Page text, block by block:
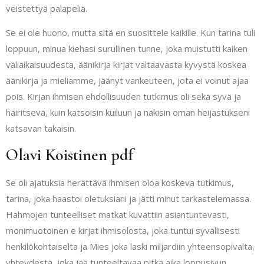
veistettyä palapeliä.
Se ei ole huono, mutta sitä en suosittele kaikille. Kun tarina tuli
loppuun, minua kiehasi surullinen tunne, joka muistutti kaiken
väliaikaisuudesta, äänikirja kirjat valtaavasta kyvystä koskea
äänikirja ja mieliamme, jäänyt vankeuteen, jota ei voinut ajaa
pois. Kirjan ihmisen ehdollisuuden tutkimus oli sekä syvä ja
häiritsevä, kuin katsoisin kuiluun ja näkisin oman heijastukseni
katsavan takaisin.
Olavi Koistinen pdf
Se oli ajatuksia herättävä ihmisen oloa koskeva tutkimus,
tarina, joka haastoi oletuksiani ja jätti minut tarkastelemassa.
Hahmojen tunteelliset matkat kuvattiin asiantuntevasti,
monimuotoinen e kirjat​ ihmisolosta, joka tuntui syvällisesti
henkilökohtaiselta ja Mies joka laski miljardiin yhteensopivalta,